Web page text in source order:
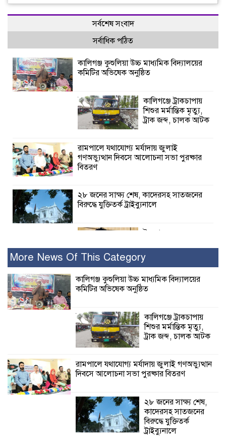
সর্বশেষ সংবাদ
সর্বাধিক পঠিত
কালিগঞ্জ কুশুলিয়া উচ্চ মাধ্যমিক বিদ্যালয়ের
কমিটির অভিষেক অনুষ্ঠিত
কালিগঞ্জে ট্রাকচাপায়
শিশুর মর্মান্তিক মৃত্যু,
ট্রাক জব্দ, চালক আটক
রামপালে যথাযোগ্য মর্যাদায় জুলাই
গণঅভ্যুত্থান দিবসে আলোচনা সভা পুরষ্কার
বিতরণ
২৮ জনের সাক্ষ্য শেষ, কাদেরসহ সাতজনের
বিরুদ্ধে যুক্তিতর্ক ট্রাইব্যুনালে
ইসলামের সবচেয়ে
নুর
পাঁচ মাসে সরকারের দোষ দিচ্ছেন, আপনারা
কালিগঞ্জে নিখোঁজ জেলের মরদেহ অবশেষে
মিলল ইছামতী নদীতে
শ্রীউলা ইউনিয়ন
অনুষ্ঠিত
শ্যামনগরে জলবায়ু সহনশীল জনগোষ্ঠী গঠনে
More News Of This Category
কালিগঞ্জ কুশুলিয়া উচ্চ মাধ্যমিক বিদ্যালয়ের
কমিটির অভিষেক অনুষ্ঠিত
কালিগঞ্জে ট্রাকচাপায়
শিশুর মর্মান্তিক মৃত্যু,
ট্রাক জব্দ, চালক আটক
রামপালে যথাযোগ্য মর্যাদায় জুলাই গণঅভ্যুত্থান
দিবসে আলোচনা সভা পুরষ্কার বিতরণ
২৮ জনের সাক্ষ্য শেষ,
কাদেরসহ সাতজনের
বিরুদ্ধে যুক্তিতর্ক
ট্রাইব্যুনালে